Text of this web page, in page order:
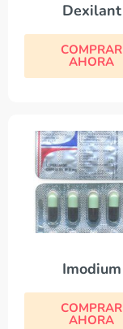
Dexilant
COMPRAR
AHORA
Imodium
COMPRAR
AHORA